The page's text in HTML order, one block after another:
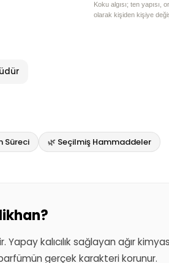
Koku algısı; ten yapısı,
olarak kişiden kişiye
Süreci 🌿 Seçilmiş Hammaddeler
kalıcılık sağlayan ağır
gerçek karakteri korunur.